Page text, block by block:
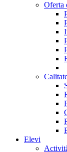
Oferta
Elevi